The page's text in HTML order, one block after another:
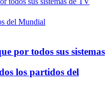
por todos sus sistemas
los partidos del